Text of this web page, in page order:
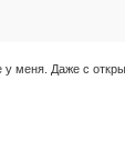
у меня. Даже с